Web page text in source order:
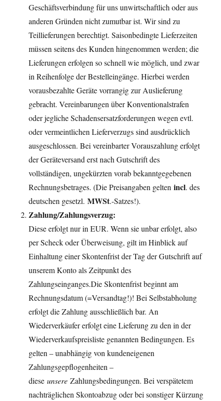
Geschäftsverbindung für uns unwirtschaftlich oder aus
anderen Gründen nicht zumutbar ist. Wir sind zu
Teillieferungen berechtigt. Saisonbedingte Lieferzeiten
müssen seitens des Kunden hingenommen werden; die
Lieferungen erfolgen so schnell wie möglich, und zwar
in Reihenfolge der Bestelleingänge. Hierbei werden
vorausbezahlte Geräte vorrangig zur Auslieferung
gebracht. Vereinbarungen über Konventionalstrafen
oder jegliche Schadensersatzforderungen wegen evtl.
oder vermeintlichen Lieferverzugs sind ausdrücklich
ausgeschlossen. Bei vereinbarter Vorauszahlung erfolgt
der Geräteversand erst nach Gutschrift des
vollständigen, ungekürzten vorab bekanntgegebenen
Rechnungsbetrages. (Die Preisangaben geltenincl. des
deutschen gesetzl.MWSt.-Satzes!).
Zahlung/Zahlungsverzug:
Diese erfolgt nur in EUR. Wenn sie unbar erfolgt, also
per Scheck oder Überweisung, gilt im Hinblick auf
Einhaltung einer Skontenfrist der Tag der Gutschrift auf
unserem Konto als Zeitpunkt des
Zahlungseinganges.Die Skontenfrist beginnt am
Rechnungsdatum (=Versandtag!)! Bei Selbstabholung
erfolgt die Zahlung ausschließlich bar. An
Wiederverkäufer erfolgt eine Lieferung zu den in der
Wiederverkaufspreisliste genannten Bedingungen. Es
gelten – unabhängig von kundeneigenen
Zahlungsgepflogenheiten –
dieseunsere Zahlungsbedingungen. Bei verspätetem
nachträglichen Skontoabzug oder bei sonstiger Kürzung